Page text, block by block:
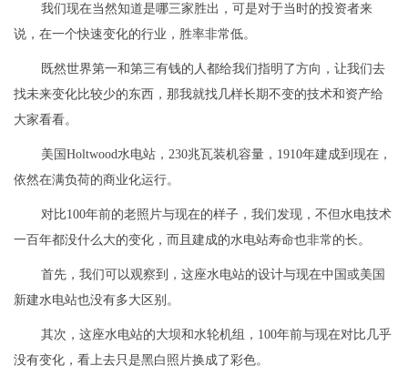
我们现在当然知道是哪三家胜出，可是对于当时的投资者来
说，在一个快速变化的行业，胜率非常低。
既然世界第一和第三有钱的人都给我们指明了方向，让我们去
找未来变化比较少的东西，那我就找几样长期不变的技术和资产给
大家看看。
美国Holtwood水电站，230兆瓦装机容量，1910年建成到现在，
依然在满负荷的商业化运行。
对比100年前的老照片与现在的样子，我们发现，不但水电技术
一百年都没什么大的变化，而且建成的水电站寿命也非常的长。
首先，我们可以观察到，这座水电站的设计与现在中国或美国
新建水电站也没有多大区别。
其次，这座水电站的大坝和水轮机组，100年前与现在对比几乎
没有变化，看上去只是黑白照片换成了彩色。